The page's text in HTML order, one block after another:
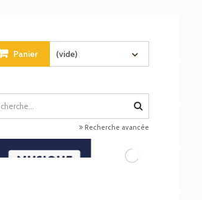
Panier (vide)
Recherche avancée